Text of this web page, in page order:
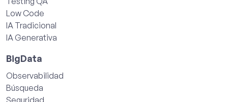
Low Code
IA Tradicional
IA Generativa
BigData
Observabilidad
Búsqueda